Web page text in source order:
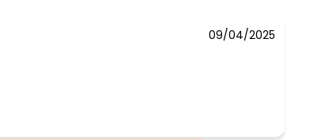
09/04/2025